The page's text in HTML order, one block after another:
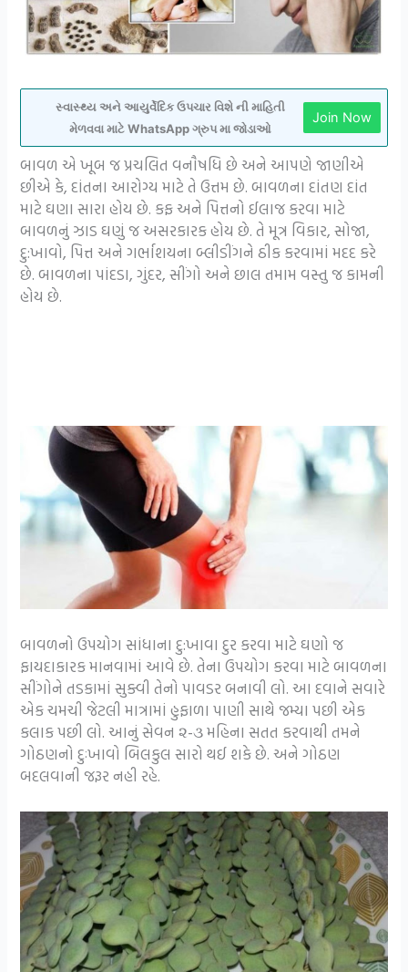
સ્વાસ્થ્ય અને આયુર્વેદિક ઉપચાર વિશે ની માહિતી
મેળવવા માટે WhatsApp ગ્રુપ મા જોડાઓ
Join Now
બાવળ એ ખૂબ જ પ્રચલિત વનૌષધિ છે અને આપણે જાણીએ
છીએ કે, દાંતના આરોગ્ય માટે તે ઉત્તમ છે. બાવળના દાંતણ દાંત
માટે ઘણા સારા હોય છે. કફ અને પિત્તનો ઈલાજ કરવા માટે
બાવળનું ઝાડ ઘણું જ અસરકારક હોય છે. તે મૂત્ર વિકાર, સોજા,
દુ:ખાવો, પિત્ત અને ગર્ભાશયના બ્લીડીંગને ઠીક કરવામાં મદદ કરે
છે. બાવળના પાંદડા, ગુંદર, સીંગો અને છાલ તમામ વસ્તુ જ કામની
હોય છે.
બાવળનો ઉપયોગ સાંધાના દુ:ખાવા દુર કરવા માટે ઘણો જ
ફાયદાકારક માનવામાં આવે છે. તેના ઉપયોગ કરવા માટે બાવળના
સીંગોને તડકામાં સુક્વી તેનો પાવડર બનાવી લો. આ દવાને સવારે
એક ચમચી જેટલી માત્રામાં હુફાળા પાણી સાથે જમ્યા પછી એક
કલાક પછી લો. આનું સેવન ૨-૩ મહિના સતત કરવાથી તમને
ગોઠણનો દુઃખાવો બિલકુલ સારો થઈ શકે છે. અને ગોઠણ
બદલવાની જરૂર નહી રહે.